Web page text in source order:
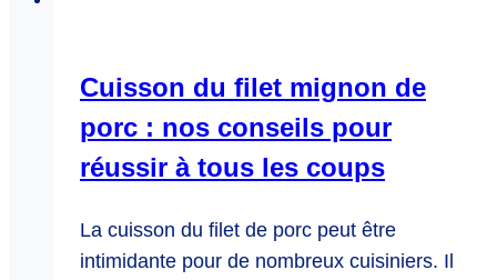
Cuisson du filet mignon de
porc : nos conseils pour
réussir à tous les coups
La cuisson du filet de porc peut être
intimidante pour de nombreux cuisiniers. Il